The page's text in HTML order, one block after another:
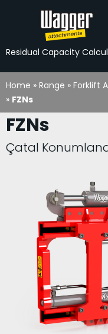
Residual Capacity
Home » Range » Forklift
» FZNs
FZNs
Çatal